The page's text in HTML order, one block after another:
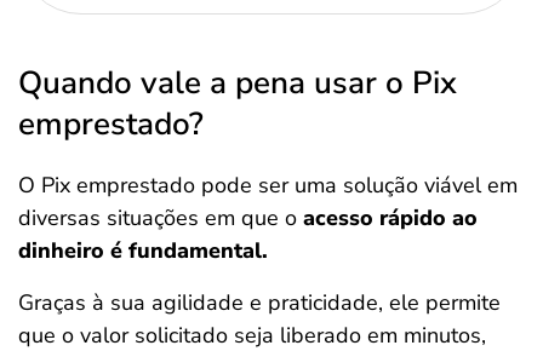
Quando vale a pena usar o Pix
emprestado?
O Pix emprestado pode ser uma solução viável em
diversas situações em que o acesso rápido ao
dinheiro é fundamental.
Graças à sua agilidade e praticidade, ele permite
que o valor solicitado seja liberado em minutos,